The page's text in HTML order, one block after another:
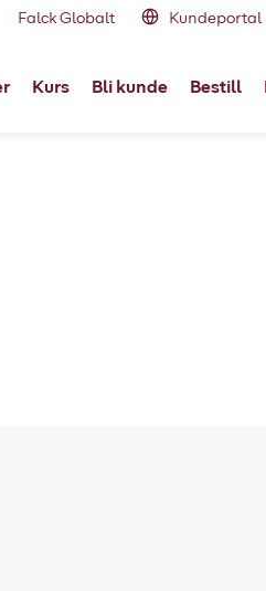
Falck Globalt Kundeportal
Kurs Bli kunde Bestill